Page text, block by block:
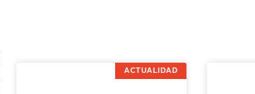
ACTUALIDAD